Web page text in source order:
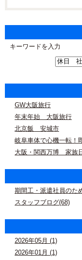
キーワードを入力
GW大阪旅行
年末年始 大阪旅行
北京飯 安城市
岐阜車体で心機一転！
大阪・関西万博 家族
期間工・派遣社員のた
スタッフブログ(68)
2026年05月 (1)
2026年01月 (1)